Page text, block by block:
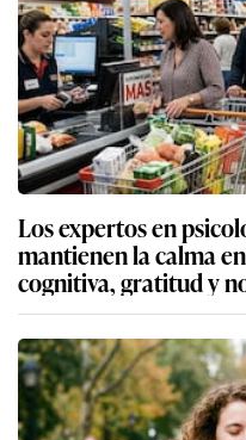
Los expertos en
mantienen la calma
cognitiva, gratitud y